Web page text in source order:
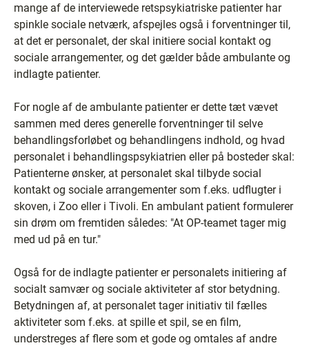
mange af de interviewede retspsykiatriske patienter har
spinkle sociale netværk, afspejles også i forventninger til,
at det er personalet, der skal initiere social kontakt og
sociale arrangementer, og det gælder både ambulante og
indlagte patienter.
For nogle af de ambulante patienter er dette tæt vævet
sammen med deres generelle forventninger til selve
behandlingsforløbet og behandlingens indhold, og hvad
personalet i behandlingspsykiatrien eller på bosteder skal:
Patienterne ønsker, at personalet skal tilbyde social
kontakt og sociale arrangementer som f.eks. udflugter i
skoven, i Zoo eller i Tivoli. En ambulant patient formulerer
sin drøm om fremtiden således: "At OP-teamet tager mig
med ud på en tur."
Også for de indlagte patienter er personalets initiering af
socialt samvær og sociale aktiviteter af stor betydning.
Betydningen af, at personalet tager initiativ til fælles
aktiviteter som f.eks. at spille et spil, se en film,
understreges af flere som et gode og omtales af andre